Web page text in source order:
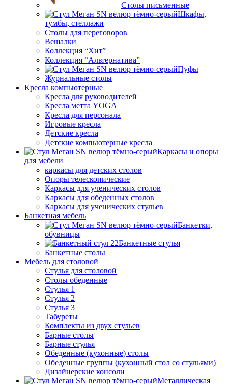
Столы письменные
Шкафы,
тумбы, стеллажи
Столы для переговоров
Вешалки
Коллекция “Хит”
Коллекция “Альтернатива”
Пуфы
Журнальные столы
Кресла компьютерные
Кресла для руководителей
Кресла метта YOGA
Кресла для персонала
Игровые кресла
Детские кресла
Детские компьютерные кресла
Каркасы и опоры
для мебели
каркасы для детских столов
Опоры телескопические
Каркасы для ученических столов
Каркасы для обеденных столов
Каркасы для ученических стульев
Банкетная мебель
Банкетки,
обувницы
Банкетные стулья
Банкетные столы
Мебель для столовой
Стулья для столовой
Столы обеденные
Стулья 1
Стулья 2
Стулья 3
Табуреты
Комплекты из двух стульев
Барные столы
Барные стулья
Обеденные (кухонные) столы
Обеденные группы (кухонный стол со стульями)
Дизайнерские консоли
Металлическая